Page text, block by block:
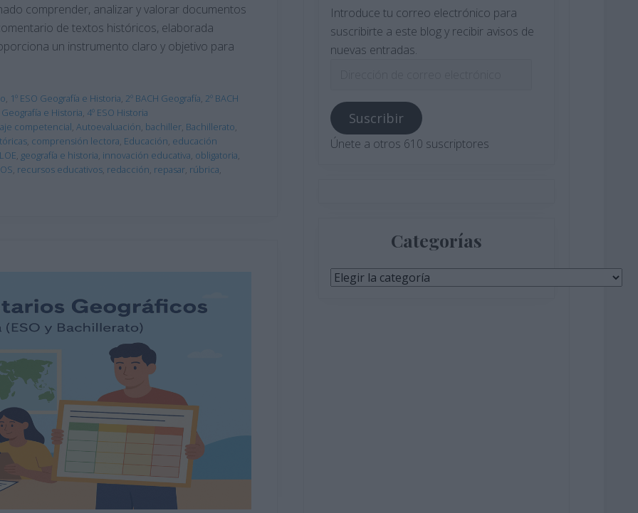
comprender, analizar y valorar documentos
de textos históricos, elaborada
un instrumento claro y objetivo para
, 1º ESO Geografía e Historia, 2º BACH Geografía, 2º BACH
Geografía e Historia, 4º ESO Historia
competencial, Autoevaluación, bachiller, Bachillerato,
, comprensión lectora, Educación, educación
, geografía e historia, innovación educativa, obligatoria,
, recursos educativos, redacción, repasar, rúbrica,
Introduce tu correo electrónico para
suscribirte a este blog y recibir avisos de
nuevas entradas.
correo
electrónico
Suscribir
Únete a otros 610 suscriptores
Categorías
Categorías